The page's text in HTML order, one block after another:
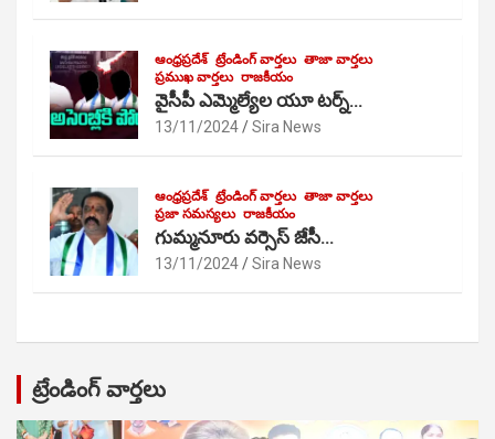
ఆంధ్రప్రదేశ్ ట్రేండింగ్ వార్తలు తాజా వార్తలు
ప్రముఖ వార్తలు రాజకీయం
వైసీపీ ఎమ్మెల్యేల యూ టర్న్…
13/11/2024 Sira News
ఆంధ్రప్రదేశ్ ట్రేండింగ్ వార్తలు తాజా వార్తలు
ప్రజా సమస్యలు రాజకీయం
గుమ్మనూరు వర్సెస్ జేసీ…
13/11/2024 Sira News
ట్రేండింగ్ వార్తలు